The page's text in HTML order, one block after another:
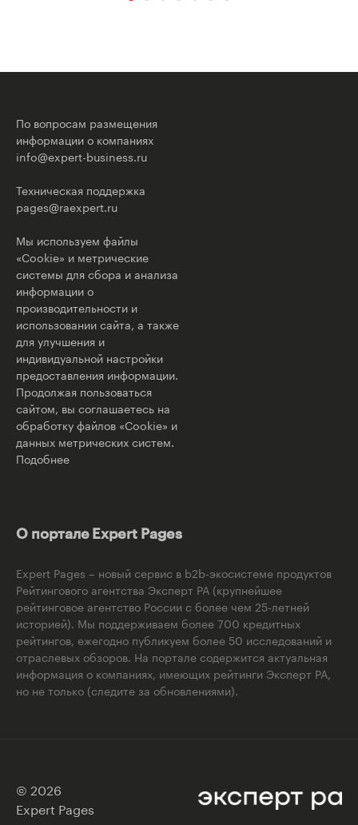
По вопросам размещения
информации о компаниях
info@expert-business.ru
Техническая поддержка
pages@raexpert.ru
Мы используем файлы
«Cookie» и метрические
системы для сбора и анализа
информации о
производительности и
использовании сайта, а также
для улучшения и
индивидуальной настройки
предоставления информации.
Продолжая пользоваться
сайтом, вы соглашаетесь на
обработку файлов «Cookie» и
данных метрических систем.
Подобнее
О портале Expert Pages
Expert Pages – новый сервис в b2b-экосистеме продуктов
Рейтингового агентства Эксперт РА (крупнейшее
рейтинговое агентство России с более чем 25-летней
историей). Мы поддерживаем более 700 кредитных
рейтингов, ежегодно публикуем более 50 исследований и
отраслевых обзоров. На портале содержится актуальная
информация о компаниях, имеющих рейтинги Эксперт РА,
но не только (следите за обновлениями).
© 2026
Expert Pages